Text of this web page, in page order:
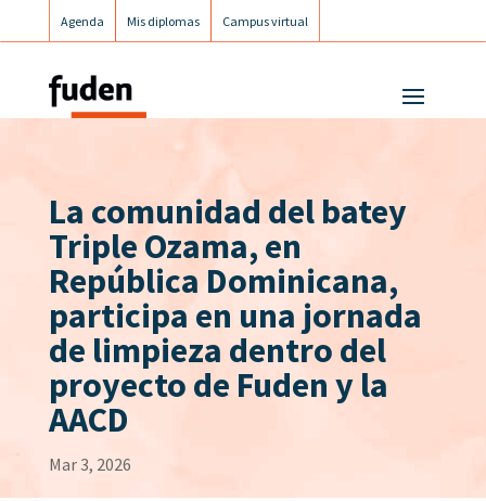
Agenda Mis diplomas Campus virtual
La comunidad del batey
Triple Ozama, en
República Dominicana,
participa en una jornada
de limpieza dentro del
proyecto de Fuden y la
AACD
Mar 3, 2026